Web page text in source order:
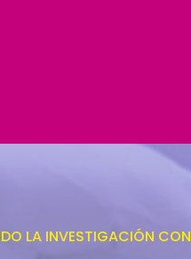
LA INVESTIGACIÓN